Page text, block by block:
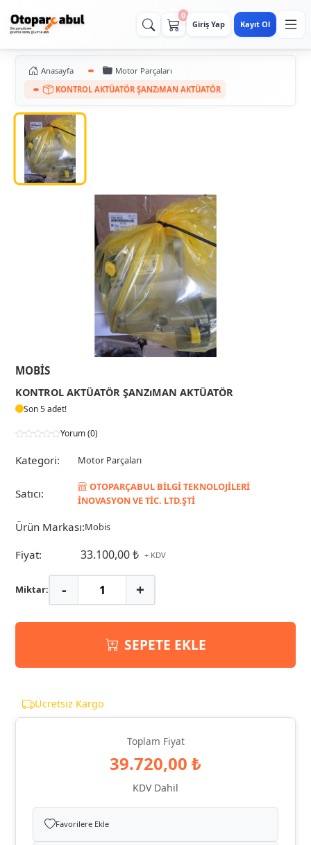
0
Giriş Yap Kayıt Ol
Anasayfa
Motor Parçaları
KONTROL AKTÜATÖR ŞANZıMAN AKTÜATÖR
MOBIS
KONTROL AKTÜATÖR ŞANZıMAN AKTÜATÖR
Son 5 adet!
Yorum (0)
Kategori: Motor Parçaları
Satıcı:
OTOPARÇABUL BİLGİ TEKNOLOJİLERİ
İNOVASYON VE TİC. LTD.ŞTİ
Ürün Markası:Mobis
Fiyat: 33.100,00 ₺ + KDV
Miktar: - +
SEPETE EKLE
Ücretsiz Kargo
Toplam Fiyat
39.720,00 ₺
KDV Dahil
Favorilere Ekle